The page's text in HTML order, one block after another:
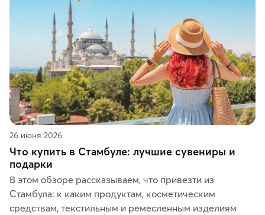
ярких впечатлений от путешествий.
26 июня 2026
Что купить в Стамбуле: лучшие сувениры и
подарки
В этом обзоре рассказываем, что привезти из
Стамбула: к каким продуктам, косметическим
средствам, текстильным и ремесленным изделиям